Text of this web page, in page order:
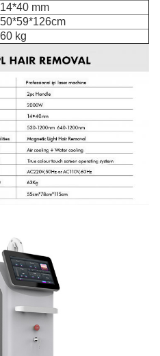
14*40 mm
50*59*126cm
60 kg